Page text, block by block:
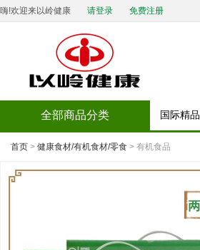
嗨!欢迎来以岭健康 请登录 免费注册
全部商品分类 国际精品
首页 > 健康食材/有机食材/零食 > 有机食品